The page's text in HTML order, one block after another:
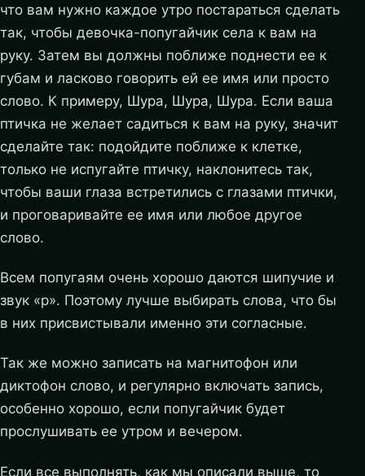
что вам нужно каждое утро постараться сделать
так, чтобы девочка-попугайчик села к вам на
руку. Затем вы должны поближе поднести ее к
губам и ласково говорить ей ее имя или просто
слово. К примеру, Шура, Шура, Шура. Если ваша
птичка не желает садиться к вам на руку, значит
сделайте так: подойдите поближе к клетке,
только не испугайте птичку, наклонитесь так,
чтобы ваши глаза встретились с глазами птички,
и проговаривайте ее имя или любое другое
слово.
Всем попугаям очень хорошо даются шипучие и
звук «р». Поэтому лучше выбирать слова, что бы
в них присвистывали именно эти согласные.
Так же можно записать на магнитофон или
диктофон слово, и регулярно включать запись,
особенно хорошо, если попугайчик будет
прослушивать ее утром и вечером.
Если все выполнять, как мы описали выше, то